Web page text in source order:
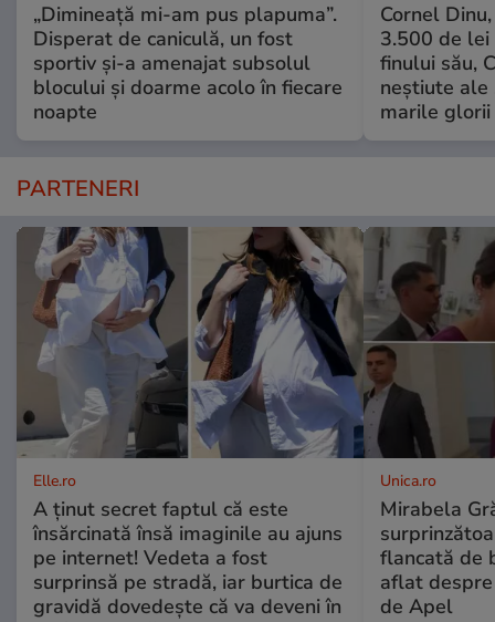
„Dimineață mi-am pus plapuma”.
Disperat de caniculă, un fost
sportiv și-a amenajat subsolul
blocului și doarme acolo în fiecare
noapte
Cornel
3.500 de lei
finului său,
neștiute
marile
PARTENERI
Elle.ro
A ținut secret faptul că este
însărcinată însă imaginile au ajuns
pe internet! Vedeta a fost
surprinsă pe stradă, iar burtica de
gravidă dovedește că va deveni în
Unica.ro
Mirabela
flancată de
aflat
de Apel